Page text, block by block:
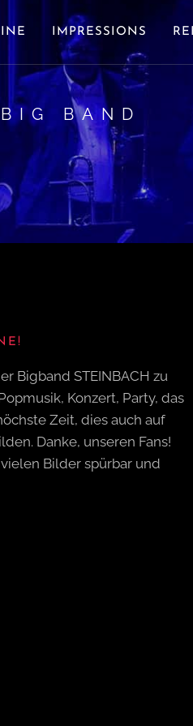
IMPRESSIONS
BIG BAND
Bigband STEINBACH zu
Konzert, Party, das
Zeit, dies auch auf
Danke, unseren Fans!
Bilder spürbar und